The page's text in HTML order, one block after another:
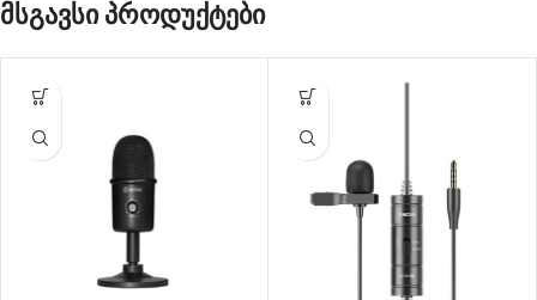
მსგავსი პროდუქტები